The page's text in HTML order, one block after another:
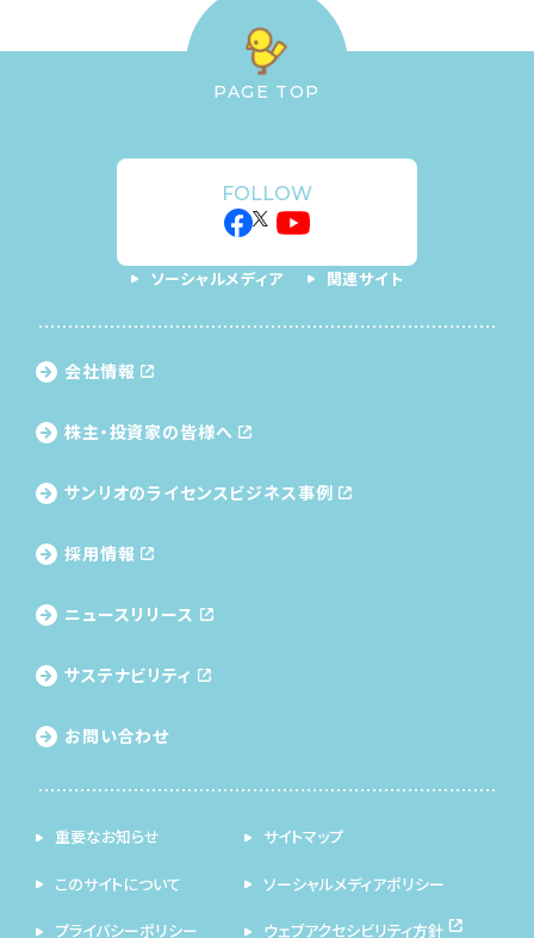
PAGE TOP
FOLLOW
ソーシャルメディア 関連サイト
会社情報
株主・投資家の皆様へ
サンリオのライセンス ビジネス事例
採用情報
ニュースリリース
サステナビリティ
お問い合わせ
重要なお知らせ サイトマップ
このサイトについて ソーシャルメディアポリシー
プライバシーポリシー ウェブアクセシビリティ方針